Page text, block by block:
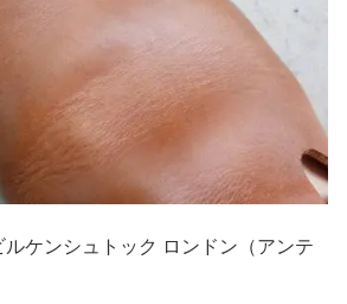
ケンシュトック ロンドン（アンテ